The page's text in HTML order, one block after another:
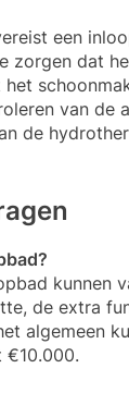
een
zorgen dat
van de
de
kunnen
de extra
algemeen